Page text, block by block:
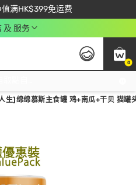
满HK$399免运费
会员尽享独家优惠
输入 NEWAPP 即减$50
及 服务
0
生]绵绵慕斯主食罐 鸡+南瓜+干贝 猫